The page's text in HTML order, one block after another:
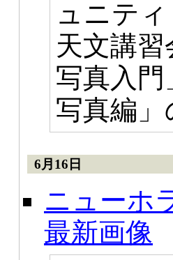
ュニテ
天文講
写真入
写真編
6月16日
ニューホ
最新画像